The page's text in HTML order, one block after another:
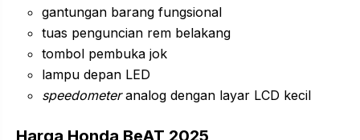
gantungan barang fungsional
tuas penguncian rem belakang
tombol pembuka jok
lampu depan LED
speedometeranalog dengan layar LCD kecil